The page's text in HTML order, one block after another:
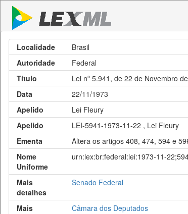
Localidade
Brasil
Autoridade
Federal
Título
Lei nº 5.941, de 22 de Novembro
Data
22/11/1973
Apelido
Lei Fleury
Apelido
LEI-5941-1973-11-22 , Lei Fleury
Ementa
Altera os artigos 408, 474, 594 e
Nome
Uniforme
urn:lex:br:federal:lei:1973-11-
Mais
detalhes
Senado Federal
Mais
Câmara dos Deputados